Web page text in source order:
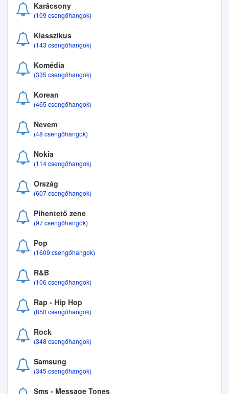
Karácsony
(109 csengőhangok)
Klasszikus
(143 csengőhangok)
Komédia
(335 csengőhangok)
Korean
(465 csengőhangok)
Nevem
(48 csengőhangok)
Nokia
(114 csengőhangok)
Ország
(607 csengőhangok)
Pihentető zene
(97 csengőhangok)
Pop
(1609 csengőhangok)
R&B
(106 csengőhangok)
Rap - Hip Hop
(850 csengőhangok)
Rock
(348 csengőhangok)
Samsung
(345 csengőhangok)
Sms - Message Tones